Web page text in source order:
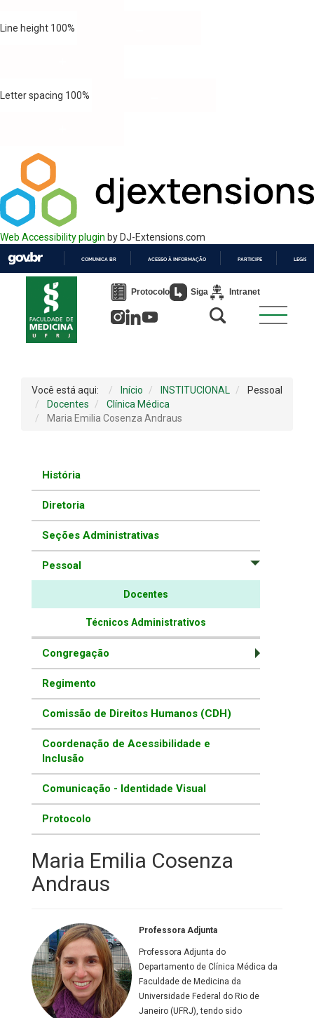
Line height 100%
Letter spacing 100%
Web Accessibility plugin by DJ-Extensions.com
PARA
COMUNICA BR ACESSO À INFORMAÇÃO PARTICIPE
Protocolo Siga Intranet
Você está aqui: Início INSTITUCIONAL
Pessoal
Docentes
Clínica Médica
Maria Emilia Cosenza Andraus
História
Diretoria
Seções Administrativas
Pessoal
Docentes
Técnicos Administrativos
Congregação
Regimento
Comissão de Direitos Humanos (CDH)
Coordenação de Acessibilidade e
Inclusão
Comunicação - Identidade Visual
Protocolo
Maria Emilia Cosenza
Andraus
Professora Adjunta
Professora Adjunta do
Departamento de Clínica Médica da
Faculdade de Medicina da
Universidade Federal do Rio de
Janeiro (UFRJ), tendo sido